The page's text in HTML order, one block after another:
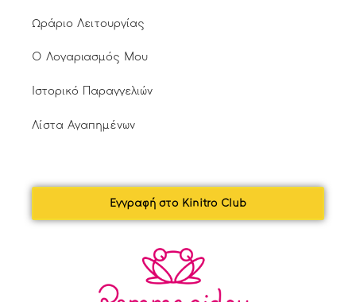
Ωράριο Λειτουργίας
Ο Λογαριασμός Μου
Ιστορικό Παραγγελιών
Λίστα Αγαπημένων
Εγγραφή στο Kinitro Club